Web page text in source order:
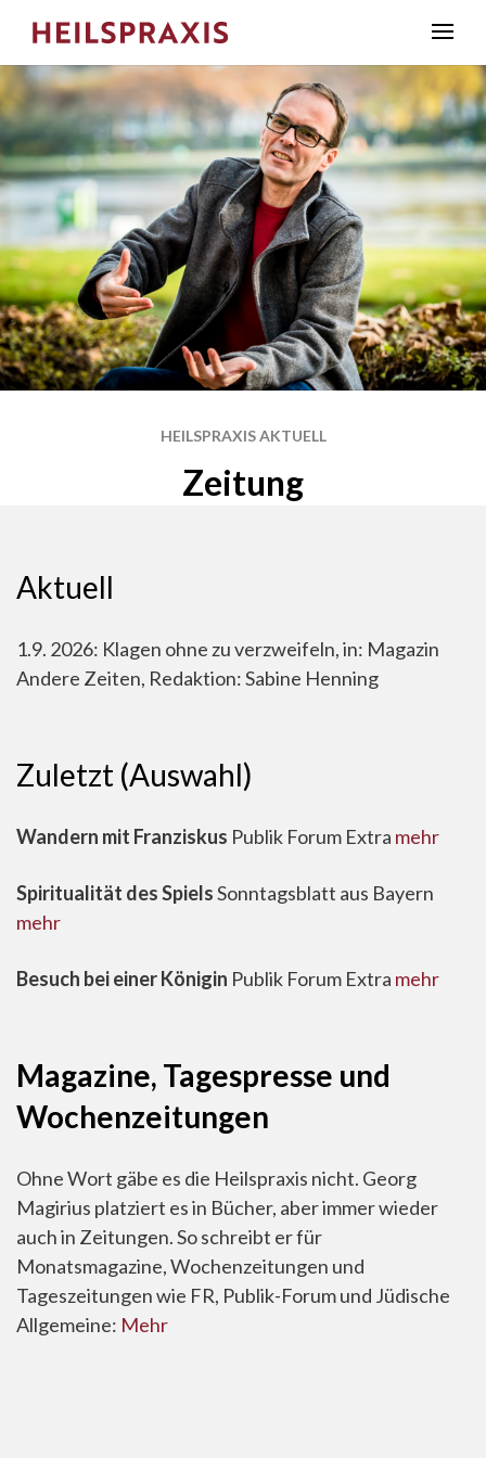
HEILSPRAXIS AKTUELL
Zeitung
Aktuell
1.9. 2026: Klagen ohne zu verzweifeln, in: Magazin
Andere Zeiten, Redaktion: Sabine Henning
Zuletzt (Auswahl)
Wandern mit Franziskus Publik Forum Extra mehr
Spiritualität des SpielsSonntagsblatt aus Bayern
mehr
Besuch bei einer Königin Publik Forum Extra mehr
Magazine, Tagespresse und
Wochenzeitungen
Ohne Wort gäbe es die Heilspraxis nicht. Georg
Magirius platziert es in Bücher, aber immer wieder
auch in Zeitungen. So schreibt er für
Monatsmagazine, Wochenzeitungen und
Tageszeitungen wie FR, Publik-Forum und Jüdische
Allgemeine: Mehr